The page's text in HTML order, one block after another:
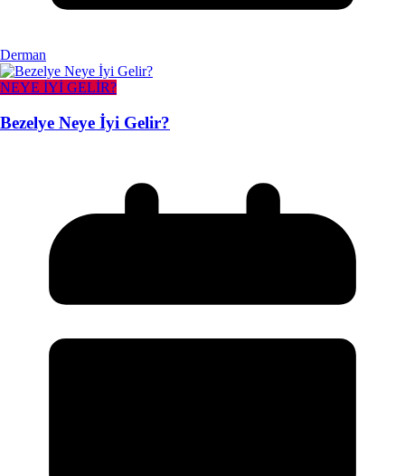
Derman
NEYE İYİ GELİR?
Bezelye Neye İyi Gelir?